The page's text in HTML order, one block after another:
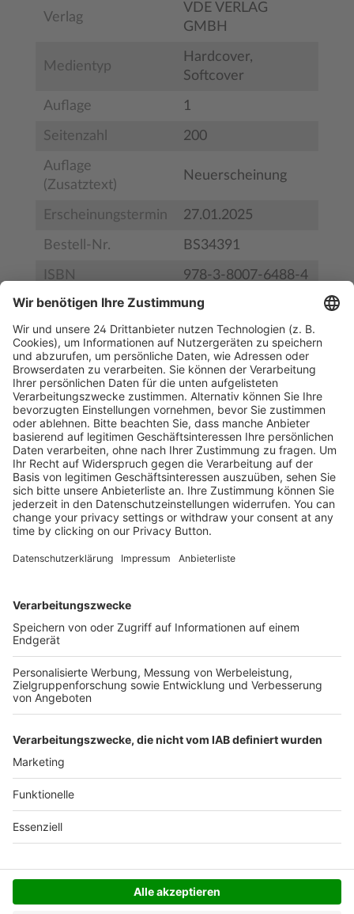
Verlag
VDE VERLAG
GMBH
Medientyp
Hardcover,
Softcover
Auflage 1
Seitenzahl 200
Auflage
(Zusatztext)
Neuerscheinung
Erscheinungstermin 27.01.2025
Bestell-Nr. BS34391
ISBN 978-3-8007-6488-4
Leseprobe
Kostenlose Rücksendung bis zu 14 Tage nach
Bestelleingang (innerhalb Deutschlands).
Versandkosten.
Der Bestellprozess ist mit Hilfe eines SSL-
SERVICE HOTLINE
SHOP SERVICE